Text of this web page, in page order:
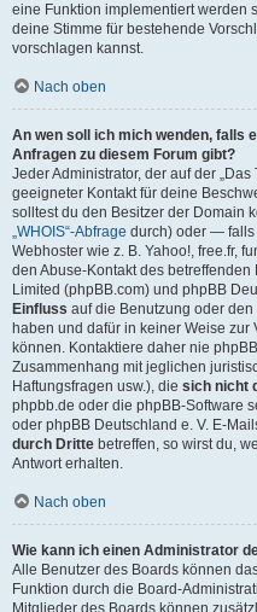
eine Funktion implementiert werden
deine Stimme für bestehende
vorschlagen kannst.
Nach oben
An wen soll ich mich wenden, falls
Anfragen zu diesem Forum gibt?
Jeder Administrator, der auf der
geeigneter Kontakt für deine
solltest du den Besitzer der Domain
„WHOIS“-Abfrage durch) oder — falls
Webhoster wie z. B. Yahoo!, free.fr,
den Abuse-Kontakt des
Limited (phpBB.com) und phpBB
Einfluss auf die Benutzung oder
haben und dafür in keiner Weise
können. Kontaktiere daher nie
Zusammenhang mit jeglichen
Haftungsfragen usw.), die sich nicht
phpbb.de oder die phpBB-Software
oder phpBB Deutschland e. V. E-
durch Dritte betreffen, so wirst du,
Antwort erhalten.
Nach oben
Wie kann ich einen Administrator
Alle Benutzer des Boards können
Funktion durch die Board-
Mitglieder des Boards können